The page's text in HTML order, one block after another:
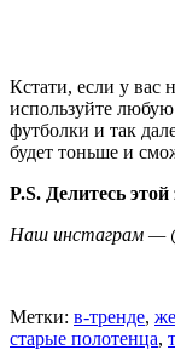
Кстати, если у вас
используйте
футболки и так
будет тоньше и
P.S. Делитесь
Наш инстаграм —
Метки: в-тренде,
старые полотенца,